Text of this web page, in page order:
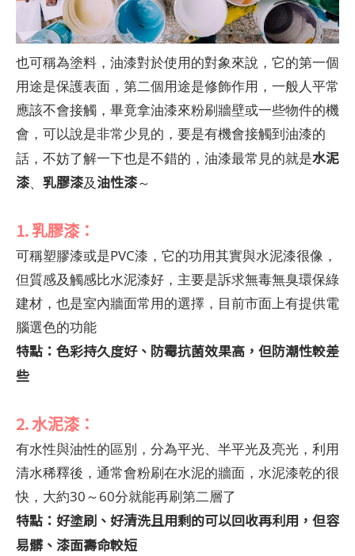
也可稱為塗料，油漆對於使用的對象來說，它的第一個
用途是保護表面，第二個用途是修飾作用，一般人平常
應該不會接觸，畢竟拿油漆來粉刷牆壁或一些物件的機
會，可以說是非常少見的，要是有機會接觸到油漆的
話，不妨了解一下也是不錯的，油漆最常見的就是水泥
漆、 乳膠漆及油性漆～
1. 乳膠漆：
可稱塑膠漆或是PVC漆，它的功用其實與水泥漆很像，
但質感及觸感比水泥漆好，主要是訴求無毒無臭環保綠
建材，也是室內牆面常用的選擇，目前市面上有提供電
腦選色的功能
特點：色彩持久度好、防霉抗菌效果高，但防潮性較差
些
2. 水泥漆：
有水性與油性的區別，分為平光、半平光及亮光，利用
清水稀釋後，通常會粉刷在水泥的牆面，水泥漆乾的很
快，大約30～60分就能再刷第二層了
特點：好塗刷、好清洗且用剩的可以回收再利用，但容
易髒、漆面壽命較短